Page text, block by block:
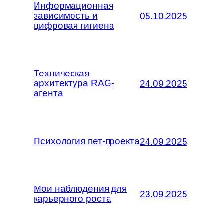
Информационная
зависимость и
цифровая гигиена
05.10.2025
Техническая
архитектура RAG-
агента
24.09.2025
Психология пет-проекта24.09.2025
Мои наблюдения для
карьерного роста
23.09.2025